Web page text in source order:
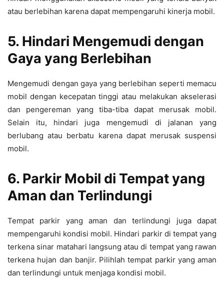
atau berlebihan karena dapat mempengaruhi kinerja mobil.
5. Hindari Mengemudi dengan
Gaya yang Berlebihan
Mengemudi dengan gaya yang berlebihan seperti memacu
mobil dengan kecepatan tinggi atau melakukan akselerasi
dan pengereman yang tiba-tiba dapat merusak mobil.
Selain itu, hindari juga mengemudi di jalanan yang
berlubang atau berbatu karena dapat merusak suspensi
mobil.
6. Parkir Mobil di Tempat yang
Aman dan Terlindungi
Tempat parkir yang aman dan terlindungi juga dapat
mempengaruhi kondisi mobil. Hindari parkir di tempat yang
terkena sinar matahari langsung atau di tempat yang rawan
terkena hujan dan banjir. Pilihlah tempat parkir yang aman
dan terlindungi untuk menjaga kondisi mobil.